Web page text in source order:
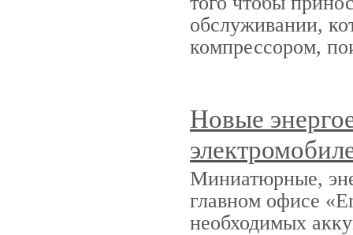
обслуживании,
компрессором,
Новые
Миниатюрные,
главном офисе
необходимых